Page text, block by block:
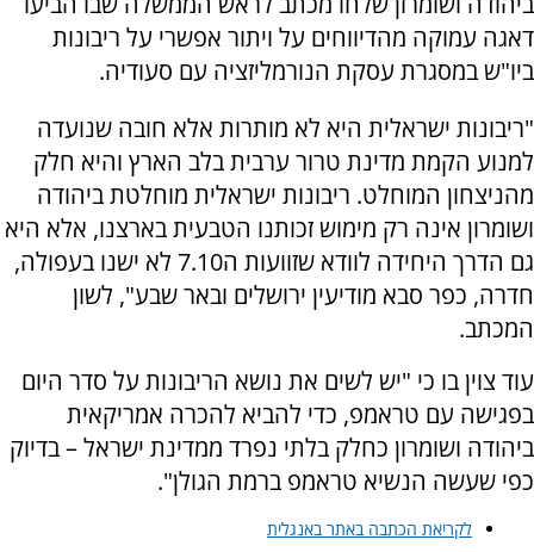
דאגה עמוקה מהדיווחים על ויתור אפשרי על ריבונות
ביו"ש במסגרת עסקת הנורמליזציה עם סעודיה.
"ריבונות ישראלית היא לא מותרות אלא חובה שנועדה
למנוע הקמת מדינת טרור ערבית בלב הארץ והיא חלק
מהניצחון המוחלט. ריבונות ישראלית מוחלטת ביהודה
ושומרון אינה רק מימוש זכותנו הטבעית בארצנו, אלא היא
גם הדרך היחידה לוודא שזוועות ה7.10 לא ישנו בעפולה,
חדרה, כפר סבא מודיעין ירושלים ובאר שבע", לשון
המכתב.
עוד צוין בו כי "יש לשים את נושא הריבונות על סדר היום
בפגישה עם טראמפ, כדי להביא להכרה אמריקאית
ביהודה ושומרון כחלק בלתי נפרד ממדינת ישראל – בדיוק
כפי שעשה הנשיא טראמפ ברמת הגולן".
לקריאת הכתבה באתר באנגלית